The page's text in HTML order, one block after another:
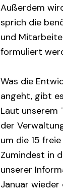
Außerdem
sprich die
und
formuliert
Was die
angeht, gibt
Laut unserem
der
um die 15
Zumindest in
unserer
Januar